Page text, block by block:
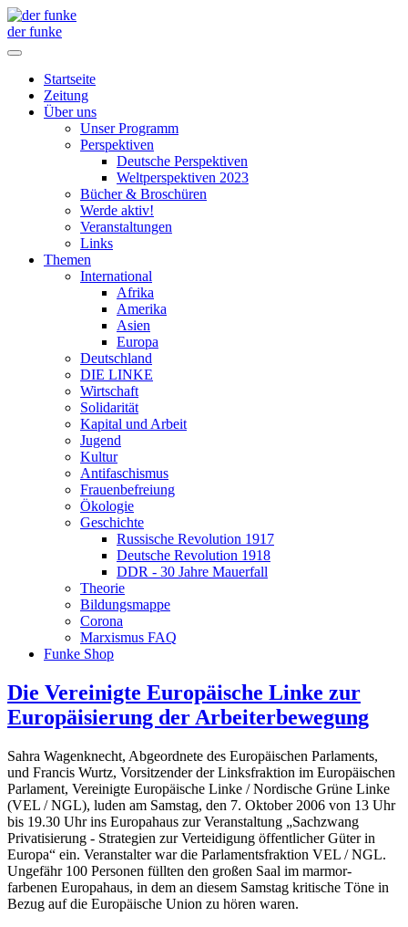
der funke
Startseite
Zeitung
Über uns
Unser Programm
Perspektiven
Deutsche Perspektiven
Weltperspektiven 2023
Bücher & Broschüren
Werde aktiv!
Veranstaltungen
Links
Themen
International
Afrika
Amerika
Asien
Europa
Deutschland
DIE LINKE
Wirtschaft
Solidarität
Kapital und Arbeit
Jugend
Kultur
Antifaschismus
Frauenbefreiung
Ökologie
Geschichte
Russische Revolution 1917
Deutsche Revolution 1918
DDR - 30 Jahre Mauerfall
Theorie
Bildungsmappe
Corona
Marxismus FAQ
Funke Shop
Die Vereinigte Europäische Linke zur
Europäisierung der Arbeiterbewegung
Sahra Wagenknecht, Abgeordnete des Europäischen Parlaments,
und Francis Wurtz, Vorsitzender der Linksfraktion im Europäischen
Parlament, Vereinigte Europäische Linke / Nordische Grüne Linke
(VEL / NGL), luden am Samstag, den 7. Oktober 2006 von 13 Uhr
bis 19.30 Uhr ins Europahaus zur Veranstaltung „Sachzwang
Privatisierung - Strategien zur Verteidigung öffentlicher Güter in
Europa“ ein. Veranstalter war die Parlamentsfraktion VEL / NGL.
Ungefähr 100 Personen füllten den großen Saal im marmor-
farbenen Europahaus, in dem an diesem Samstag kritische Töne in
Bezug auf die Europäische Union zu hören waren.